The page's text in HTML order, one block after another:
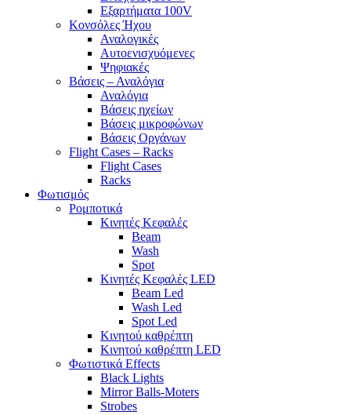
Εξαρτήματα 100V
Κονσόλες Ήχου
Αναλογικές
Αυτοενισχυόμενες
Ψηφιακές
Βάσεις – Αναλόγια
Αναλόγια
Βάσεις ηχείων
Βάσεις μικροφώνων
Βάσεις Οργάνων
Flight Cases – Racks
Flight Cases
Racks
Φωτισμός
Ρομποτικά
Κινητές Κεφαλές
Beam
Wash
Spot
Κινητές Κεφαλές LED
Beam Led
Wash Led
Spot Led
Κινητού καθρέπτη
Κινητού καθρέπτη LED
Φωτιστικά Effects
Black Lights
Mirror Balls-Moters
Strobes